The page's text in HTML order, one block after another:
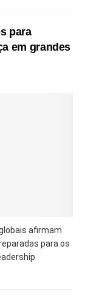
para
em grandes
afirmam
para os